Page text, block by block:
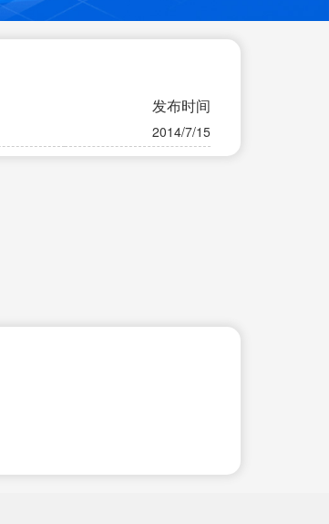
发布时间
2014/7/15